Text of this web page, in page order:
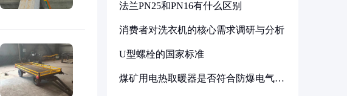
法兰PN25和PN16有什么区别
消费者对洗衣机的核心需求调研与分析
U型螺栓的国家标准
煤矿用电热取暖器是否符合防爆电气设